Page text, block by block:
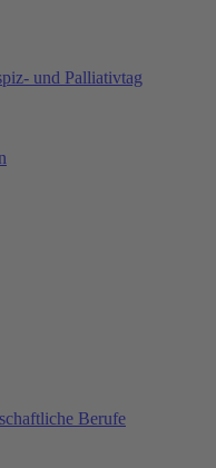
und Palliativtag
Berufe